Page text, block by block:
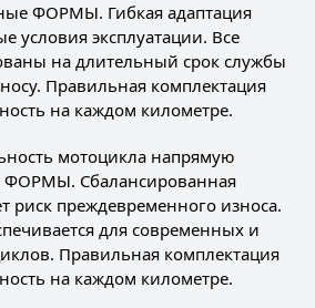
ФОРМЫ. Гибкая адаптация
условия эксплуатации. Все
на длительный срок службы
Правильная комплектация
на каждом километре.
мотоцикла напрямую
ФОРМЫ. Сбалансированная
риск преждевременного износа.
для современных и
Правильная комплектация
на каждом километре.